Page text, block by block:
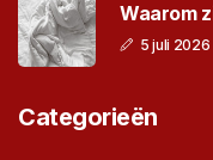
Waarom
5 juli 2026
Categorieën